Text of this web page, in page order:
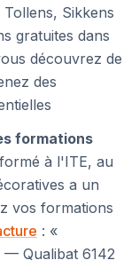
Sikkens
gratuites dans
découvrez de
des
formations
à l'ITE, au
a un
vos formations
: «
— Qualibat 6142